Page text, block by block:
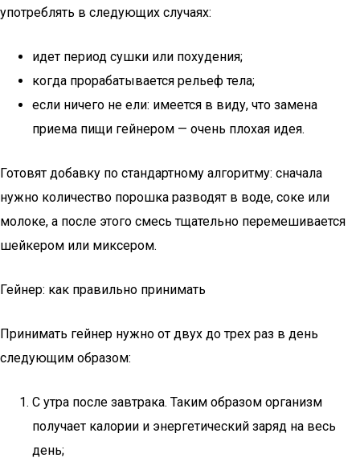
употреблять в следующих случаях:
идет период сушки или похудения;
когда прорабатывается рельеф тела;
если ничего не ели: имеется в виду, что замена
приема пищи гейнером — очень плохая идея.
Готовят добавку по стандартному алгоритму: сначала
нужно количество порошка разводят в воде, соке или
молоке, а после этого смесь тщательно перемешивается
шейкером или миксером.
Гейнер: как правильно принимать
Принимать гейнер нужно от двух до трех раз в день
следующим образом:
С утра после завтрака. Таким образом организм
получает калории и энергетический заряд на весь
день;